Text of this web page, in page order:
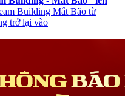
Building Mắt Bão từ
trở lại vào